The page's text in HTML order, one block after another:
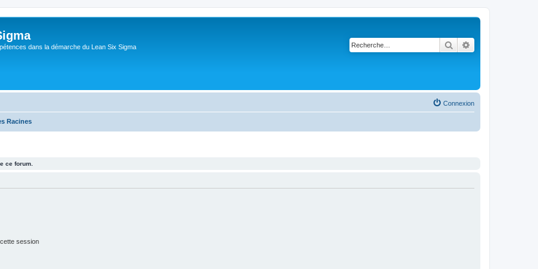
dans la démarche du Lean Six Sigma Rechercher
Connexion
Racines
ce forum.
session